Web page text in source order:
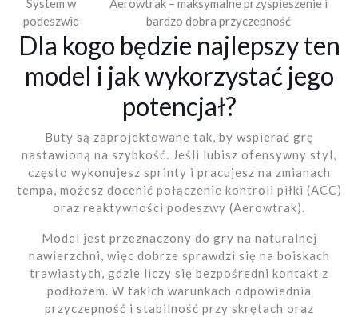
System w
podeszwie
Aerowtrak – maksymalne przyspieszenie i
bardzo dobra przyczepność
Dla kogo będzie najlepszy ten
model i jak wykorzystać jego
potencjał?
Buty są zaprojektowane tak, by wspierać grę
nastawioną na szybkość. Jeśli lubisz ofensywny styl,
często wykonujesz sprinty i pracujesz na zmianach
tempa, możesz docenić połączenie kontroli piłki (ACC)
oraz reaktywności podeszwy (Aerowtrak).
Model jest przeznaczony do gry na naturalnej
nawierzchni, więc dobrze sprawdzi się na boiskach
trawiastych, gdzie liczy się bezpośredni kontakt z
podłożem. W takich warunkach odpowiednia
przyczepność i stabilność przy skrętach oraz